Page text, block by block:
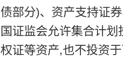
债部分)、资产支持证
国证监会允许集合计
权证等资产,也不投资